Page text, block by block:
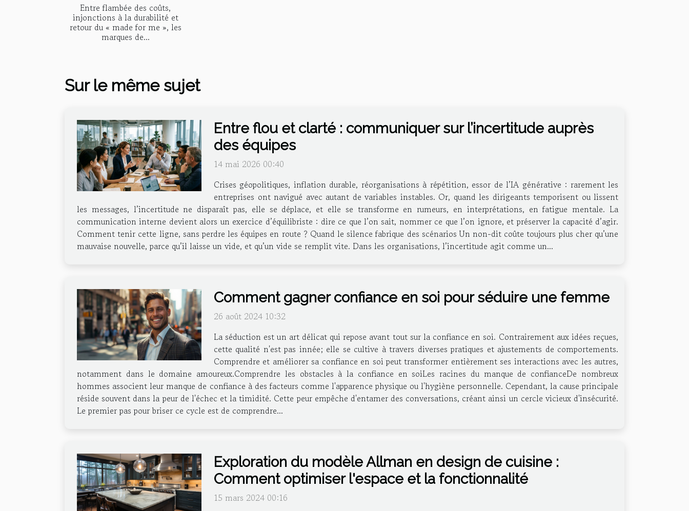
Entre flambée des coûts,
injonctions à la durabilité et
retour du « made for me », les
marques de...
Sur le même sujet
Entre flou et clarté : communiquer sur l’incertitude auprès
des équipes
14 mai 2026 00:40
Crises géopolitiques, inflation durable, réorganisations à répétition, essor de l’IA générative : rarement les
entreprises ont navigué avec autant de variables instables. Or, quand les dirigeants temporisent ou lissent
les messages, l’incertitude ne disparaît pas, elle se déplace, et elle se transforme en rumeurs, en interprétations, en fatigue mentale. La
communication interne devient alors un exercice d’équilibriste : dire ce que l’on sait, nommer ce que l’on ignore, et préserver la capacité d’agir.
Comment tenir cette ligne, sans perdre les équipes en route ? Quand le silence fabrique des scénarios Un non-dit coûte toujours plus cher qu’une
mauvaise nouvelle, parce qu’il laisse un vide, et qu’un vide se remplit vite. Dans les organisations, l’incertitude agit comme un...
Comment gagner confiance en soi pour séduire une femme
26 août 2024 10:32
La séduction est un art délicat qui repose avant tout sur la confiance en soi. Contrairement aux idées reçues,
cette qualité n'est pas innée; elle se cultive à travers diverses pratiques et ajustements de comportements.
Comprendre et améliorer sa confiance en soi peut transformer entièrement ses interactions avec les autres,
notamment dans le domaine amoureux.Comprendre les obstacles à la confiance en soiLes racines du manque de confianceDe nombreux
hommes associent leur manque de confiance à des facteurs comme l'apparence physique ou l'hygiène personnelle. Cependant, la cause principale
réside souvent dans la peur de l'échec et la timidité. Cette peur empêche d'entamer des conversations, créant ainsi un cercle vicieux d'insécurité.
Le premier pas pour briser ce cycle est de comprendre...
Exploration du modèle Allman en design de cuisine :
Comment optimiser l'espace et la fonctionnalité
15 mars 2024 00:16